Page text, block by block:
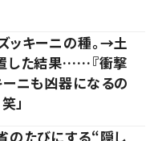
ッキーニの種。→土
した結果……『衝撃
ーニも凶器になるの
」
のたびにする“隠し